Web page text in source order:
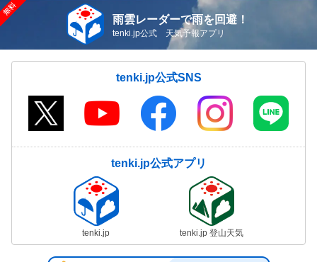
雨雲レーダーで雨を回避！
tenki.jp公式 天気予報アプリ
tenki.jp公式SNS
tenki.jp公式アプリ
tenki.jp tenki.jp 登山天気